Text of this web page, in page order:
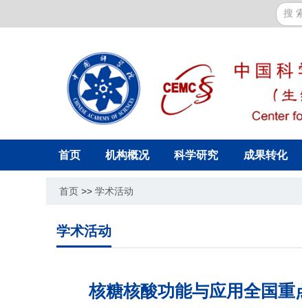
首页 机构概况 科学研究 成果转化
首页 >>学术活动
学术活动
核糖核酸功能与应用全国